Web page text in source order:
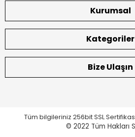
Kurumsal
Kategoriler
Bize Ulaşın
Tüm bilgileriniz 256bit SSL
© 2022 Tüm Hakları